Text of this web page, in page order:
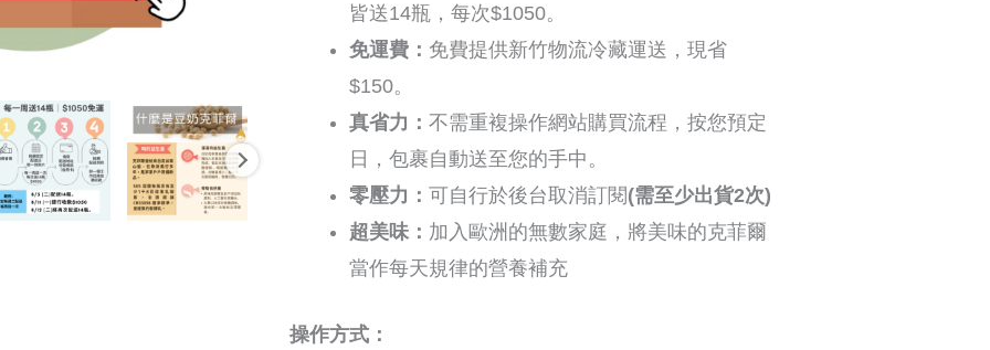
皆送14瓶，每次$1050。
免運費： 免費提供新竹物流冷藏運送，現省
$150。
真省力：不需重複操作網站購買流程，按您預定
日，包裹自動送至您的手中。
零壓力：可自行於後台取消訂閱(需至少出貨2次)
超美味： 加入歐洲的無數家庭，將美味的克菲爾
當作每天規律的營養補充
操作方式：